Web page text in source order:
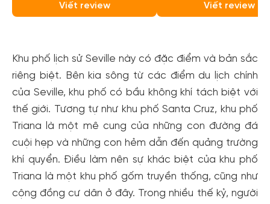
Viết review Viết review
Khu phố lịch sử Seville này có đặc điểm và bản sắc
riêng biệt. Bên kia sông từ các điểm du lịch chính
của Seville, khu phố có bầu không khí tách biệt với
thế giới. Tương tự như khu phố Santa Cruz, khu phố
Triana là một mê cung của những con đường đá
cuội hẹp và những con hẻm dẫn đến quảng trường
khí quyển. Điều làm nên sự khác biệt của khu phố
Triana là một khu phố gốm truyền thống, cũng như
cộng đồng cư dân ở đây. Trong nhiều thế kỷ, người